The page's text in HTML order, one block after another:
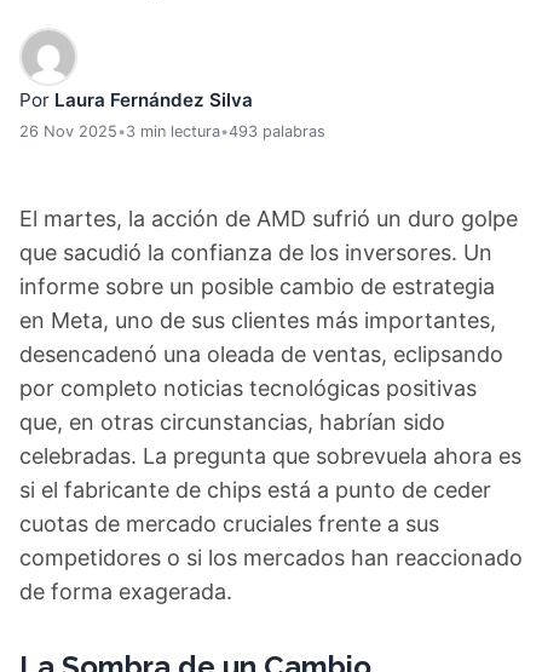
Por Laura Fernández Silva
26 Nov 2025•3 min lectura•493 palabras
El martes, la acción de AMD sufrió un duro golpe
que sacudió la confianza de los inversores. Un
informe sobre un posible cambio de estrategia
en Meta, uno de sus clientes más importantes,
desencadenó una oleada de ventas, eclipsando
por completo noticias tecnológicas positivas
que, en otras circunstancias, habrían sido
celebradas. La pregunta que sobrevuela ahora es
si el fabricante de chips está a punto de ceder
cuotas de mercado cruciales frente a sus
competidores o si los mercados han reaccionado
de forma exagerada.